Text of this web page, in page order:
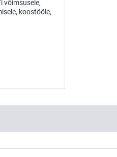
võimsusele,
koostööle,